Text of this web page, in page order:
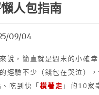
人包指南
09/04
說，簡直就是週末的小確幸
經驗不少（錢包在哭泣）
吃到快「橫著走 」的10家